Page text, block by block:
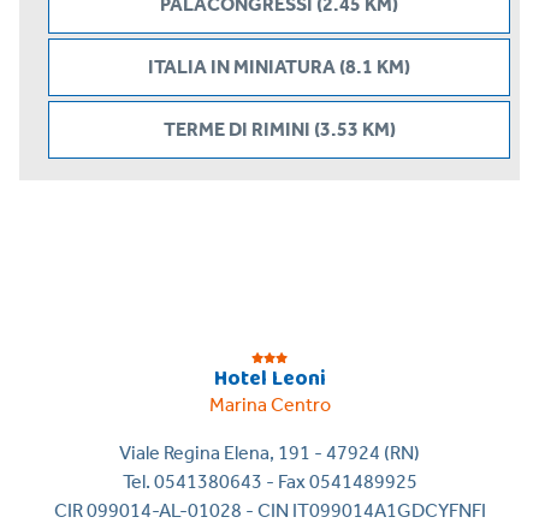
ITALIA IN MINIATURA (8.1 KM)
TERME DI RIMINI (3.53 KM)
Hotel Leoni
Marina Centro
Viale Regina Elena, 191 - 47924 (RN)
Tel. 0541380643 - Fax 0541489925
CIR 099014-AL-01028 - CIN IT099014A1GDCYFNFI